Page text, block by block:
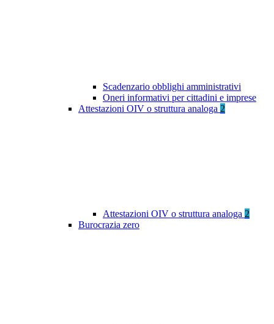
Scadenzario obblighi amministrativi
Oneri informativi per cittadini e imprese
Attestazioni OIV o struttura analoga 2
Attestazioni OIV o struttura analoga 2
Burocrazia zero